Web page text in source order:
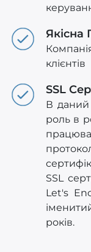
Якісна
клієнтів
SSL
В
роль в
SSL
Let's
років.